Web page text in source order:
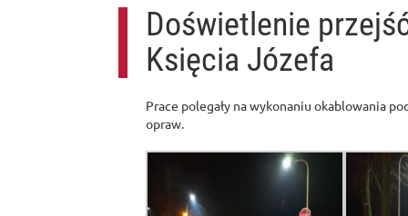
Doświetlenie
Księcia Józefa
Prace polegały na wykonaniu okablowania
opraw.